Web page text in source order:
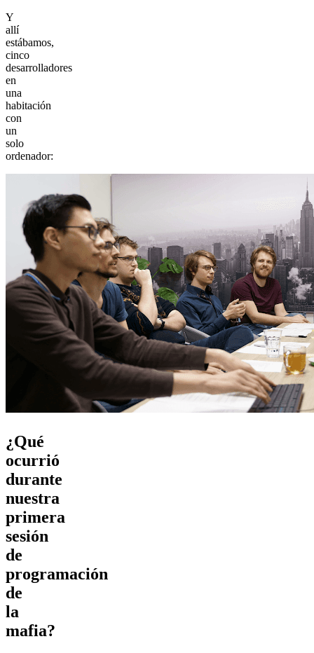
Y
allí
estábamos,
cinco
desarrolladores
en
una
habitación
con
un
solo
ordenador:
¿Qué
ocurrió
durante
nuestra
primera
sesión
de
programación
de
la
mafia?